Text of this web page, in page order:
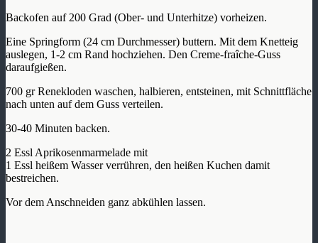
Backofen auf 200 Grad (Ober- und Unterhitze) vorheizen.
Eine Springform (24 cm Durchmesser) buttern. Mit dem Knetteig
auslegen, 1-2 cm Rand hochziehen. Den Creme-fraîche-Guss
daraufgießen.
700 gr Renekloden waschen, halbieren, entsteinen, mit Schnittfläche
nach unten auf dem Guss verteilen.
30-40 Minuten backen.
2 Essl Aprikosenmarmelade mit
1 Essl heißem Wasser verrühren, den heißen Kuchen damit
bestreichen.
Vor dem Anschneiden ganz abkühlen lassen.